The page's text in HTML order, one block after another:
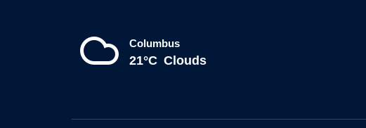
Columbus
21°C Clouds